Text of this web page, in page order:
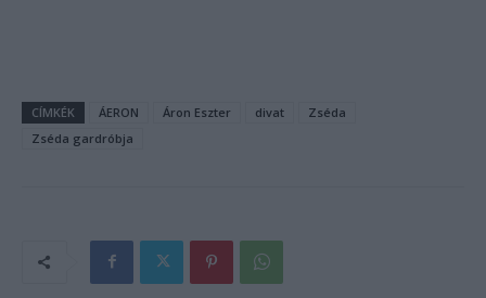
CÍMKÉK ÁERON Áron Eszter divat
Zséda
Zséda gardróbja